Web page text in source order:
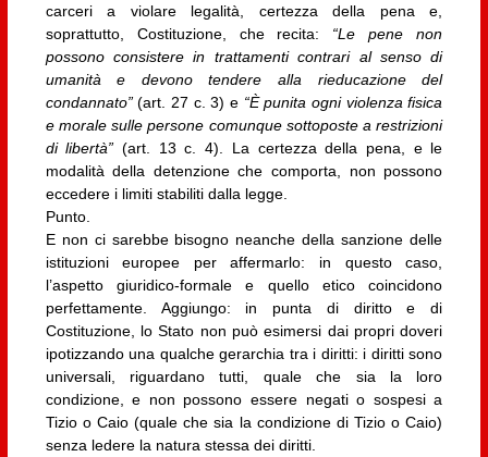
carceri a violare legalità, certezza della pena e,
soprattutto, Costituzione, che recita: “Le pene non
possono consistere in trattamenti contrari al senso di
umanità e devono tendere alla rieducazione del
condannato”(art. 27 c. 3) e “È punita ogni violenza fisica
e morale sulle persone comunque sottoposte a restrizioni
di libertà” (art. 13 c. 4). La certezza della pena, e le
modalità della detenzione che comporta, non possono
eccedere i limiti stabiliti dalla legge.
Punto.
E non ci sarebbe bisogno neanche della sanzione delle
istituzioni europee per affermarlo: in questo caso,
l’aspetto giuridico-formale e quello etico coincidono
perfettamente. Aggiungo: in punta di diritto e di
Costituzione, lo Stato non può esimersi dai propri doveri
ipotizzando una qualche gerarchia tra i diritti: i diritti sono
universali, riguardano tutti, quale che sia la loro
condizione, e non possono essere negati o sospesi a
Tizio o Caio (quale che sia la condizione di Tizio o Caio)
senza ledere la natura stessa dei diritti.